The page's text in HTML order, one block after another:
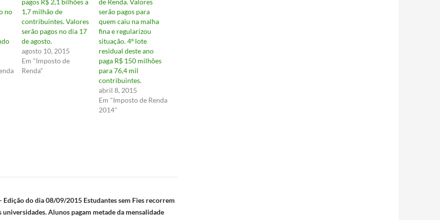
no
pagos R$ 2,1 bilhões a
1,7 milhão de
contribuintes. Valores
serão pagos no dia 17
de agosto.
agosto 10, 2015
Em "Imposto de
Renda"
de Renda. Valores
serão pagos para
quem caiu na malha
fina e regularizou
situação. 4º lote
residual deste ano
paga R$ 150 milhões
para 76,4 mil
contribuintes.
abril 8, 2015
Em "Imposto de Renda
2014"
Edição do dia 08/09/2015 Estudantes sem Fies recorrem
universidades. Alunos pagam metade da mensalidade